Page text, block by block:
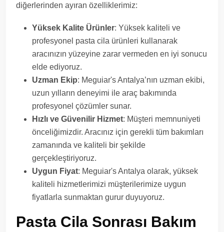
diğerlerinden ayıran özelliklerimiz:
Yüksek Kalite Ürünler: Yüksek kaliteli ve
profesyonel pasta cila ürünleri kullanarak
aracınızın yüzeyine zarar vermeden en iyi sonucu
elde ediyoruz.
Uzman Ekip: Meguiar's Antalya’nın uzman ekibi,
uzun yılların deneyimi ile araç bakımında
profesyonel çözümler sunar.
Hızlı ve Güvenilir Hizmet: Müşteri memnuniyeti
önceliğimizdir. Aracınız için gerekli tüm bakımları
zamanında ve kaliteli bir şekilde
gerçekleştiriyoruz.
Uygun Fiyat: Meguiar's Antalya olarak, yüksek
kaliteli hizmetlerimizi müşterilerimize uygun
fiyatlarla sunmaktan gurur duyuyoruz.
Pasta Cila Sonrası Bakım